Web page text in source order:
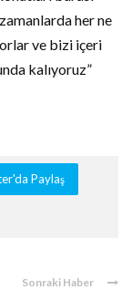
her ne
ve bizi içeri
kalıyoruz”
Paylaş
Sonraki Haber